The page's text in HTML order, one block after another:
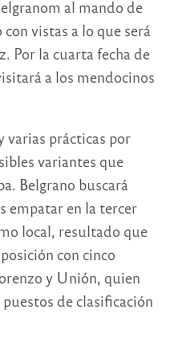
al mando de
vistas a lo que será
Por la cuarta fecha de
a los mendocinos
varias prácticas por
variantes que
Belgrano buscará
empatar en la tercer
local, resultado que
con cinco
y Unión, quien
de clasificación